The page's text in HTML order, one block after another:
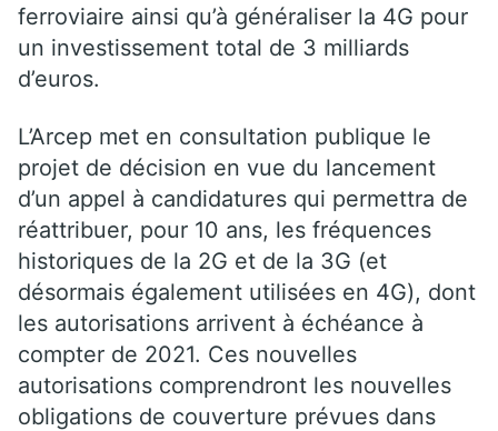
ferroviaire ainsi qu’à généraliser la 4G pour
un investissement total de 3 milliards
d’euros.
L’Arcep met en consultation publique le
projet de décision en vue du lancement
d’un appel à candidatures qui permettra de
réattribuer, pour 10 ans, les fréquences
historiques de la 2G et de la 3G (et
désormais également utilisées en 4G), dont
les autorisations arrivent à échéance à
compter de 2021. Ces nouvelles
autorisations comprendront les nouvelles
obligations de couverture prévues dans